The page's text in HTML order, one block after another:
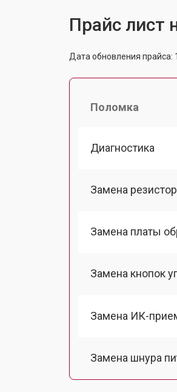
Прайс лист
Дата обновления прайса:
Поломка
Диагностика
Замена
Замена платы
Замена кнопок
Замена ИК-
Замена шнура